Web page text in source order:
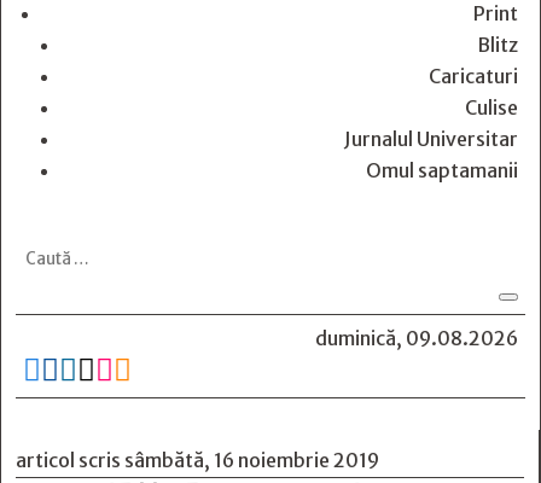
Print
Blitz
Caricaturi
Culise
Jurnalul Universitar
Omul saptamanii
duminică, 09.08.2026
     
articol scris sâmbătă, 16 noiembrie 2019